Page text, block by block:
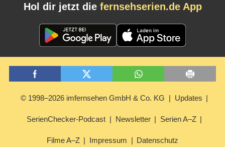
Hol dir jetzt die fernsehserien.de App
© 1998–2026 imfernsehen GmbH & Co. KG Updates
SerienChecker-Podcast Newsletter Serien A–Z
Filme A–Z Impressum Datenschutz